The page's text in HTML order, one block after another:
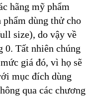
hãng mỹ phẩm
phẩm dùng thử cho
size), do vậy về
0. Tất nhiên chúng
giá đó, vì họ sẽ
mục đích dùng
qua các chương